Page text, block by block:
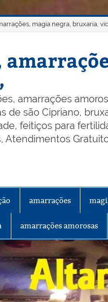
magia negra, bruxaria,
amarrações
de são Cipriano,
feitiços para
amarrações
amarrações amorosas